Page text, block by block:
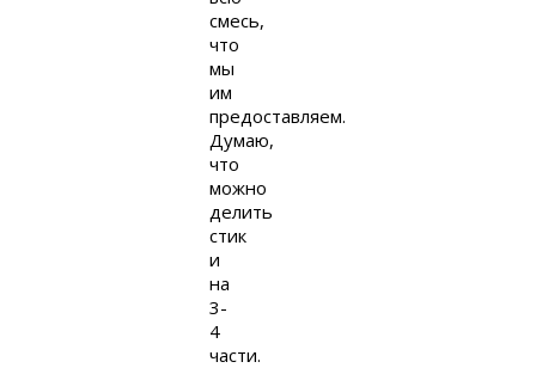
смесь,
что
мы
им
предоставляем.
Думаю,
что
можно
делить
стик
и
на
3-
4
части.